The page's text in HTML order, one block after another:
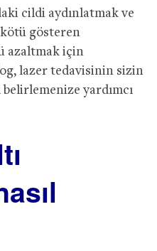
cildi aydınlatmak ve
kötü gösteren
azaltmak için
lazer tedavisinin sizin
yardımcı